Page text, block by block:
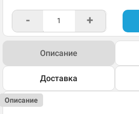
- +
Описание
Доставка
Описание